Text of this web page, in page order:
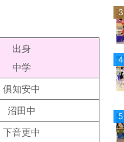
出身
中学
俱知安中
沼田中
下音更中